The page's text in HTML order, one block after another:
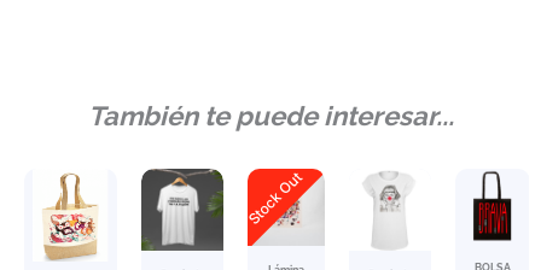
También te puede interesar...
Stock Out